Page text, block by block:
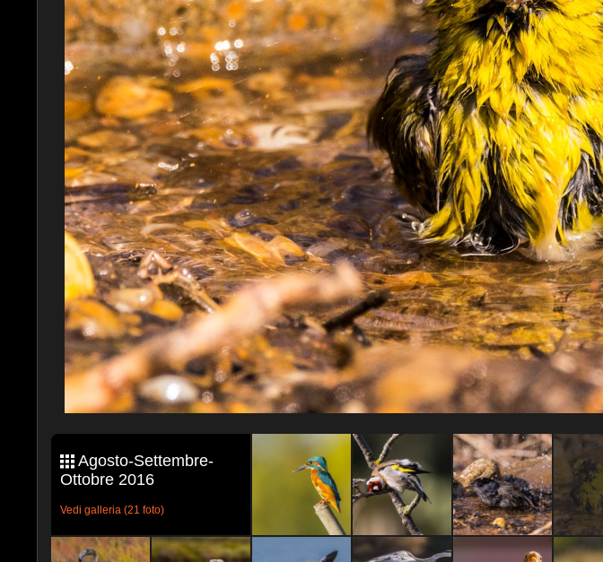
Agosto-Settembre-
Ottobre 2016
Vedi galleria (21 foto)